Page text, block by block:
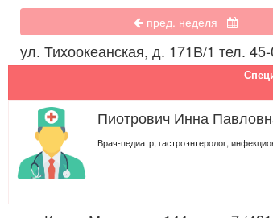
пред. неделя
ул. Тихоокеанская, д. 171В/1 тел.
Пиотрович Инна
Врач-педиатр, гастроэнтеролог,